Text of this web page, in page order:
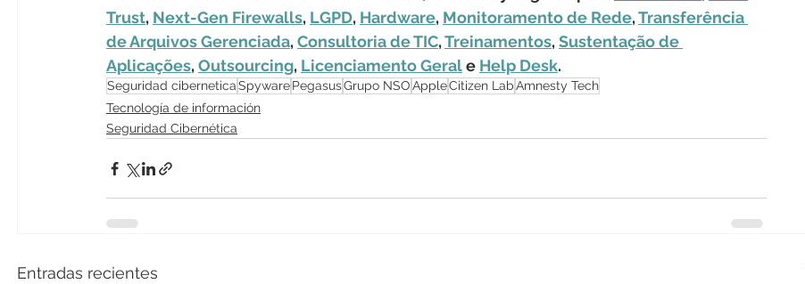
Trust, Next-Gen Firewalls, LGPD, Hardware, Monitoramento de Rede, Transferência
de Arquivos Gerenciada, Consultoria de TIC, Treinamentos, Sustentação de
Aplicações, Outsourcing, Licenciamento Geral e Help Desk.
Seguridad ciberneticaSpywarePegasusGrupo NSOAppleCitizen LabAmnesty Tech
Tecnología de información
Seguridad Cibernética
Entradas recientes